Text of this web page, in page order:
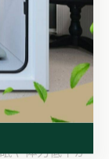
市のクリニッ
症状の程度や
質に適した薬
西洋薬の睡眠
や体力低下が